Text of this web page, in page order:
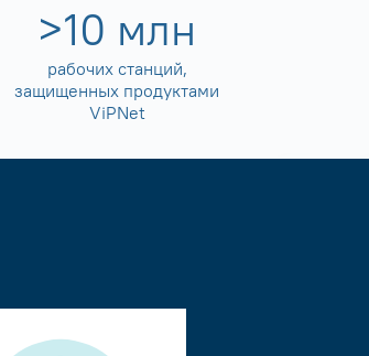
>10 млн
рабочих станций,
защищенных продуктами
ViPNet